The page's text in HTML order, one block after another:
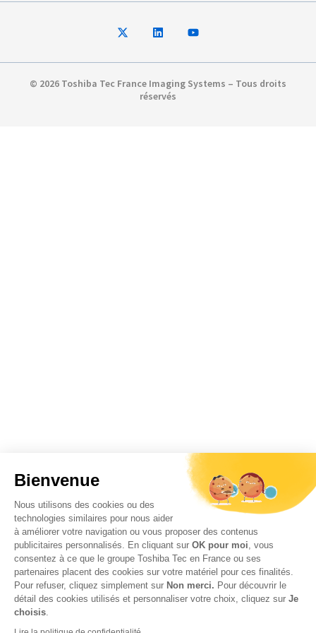
© 2026 Toshiba Tec France Imaging Systems – Tous droits
réservés
Bienvenue
Nous utilisons des cookies ou des
technologies similaires pour nous aider
à améliorer votre navigation ou vous proposer des contenus
publicitaires personnalisés. En cliquant sur OK pour moi , vous
consentez à ce que le groupe Toshiba Tec en France ou ses
partenaires placent des cookies sur votre matériel pour ces finalités.
Pour refuser, cliquez simplement sur Non merci. Pour découvrir le
détail des cookies utilisés et personnaliser votre choix, cliquez sur Je
choisis